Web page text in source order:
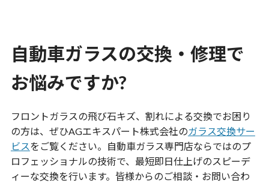
自動車ガラスの交換・修理で
お悩みですか?
フロントガラスの飛び石キズ、割れによる交換でお困り
の方は、ぜひAGエキスパート株式会社のガラス交換サー
ビスをご覧ください。自動車ガラス専門店ならではのプ
ロフェッショナルの技術で、最短即日仕上げのスピーデ
ィーな交換を行います。皆様からのご相談・お問い合わ